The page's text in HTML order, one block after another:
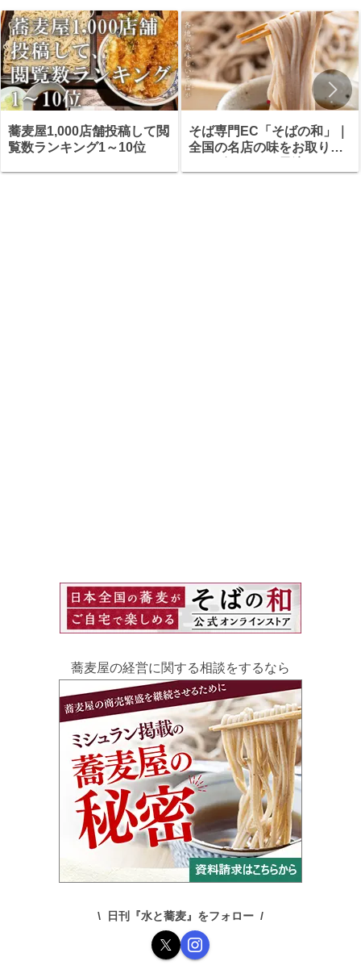
蕎麦屋1,000店舗投稿して閲
覧数ランキング1～10位
そば専門EC「そばの和」｜
全国の名店の味をお取り寄
蕎麦屋の経営に関する相談をするなら
日刊『水と蕎麦』をフォロー